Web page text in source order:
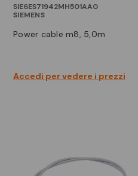
SIE6ES71942MH501AA0
SIEMENS
power cable m8, 5,0m
Accedi per vedere i prezzi